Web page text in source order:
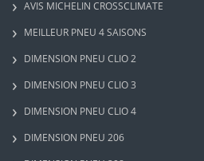
AVIS MICHELIN CROSSCLIMATE
MEILLEUR PNEU 4 SAISONS
DIMENSION PNEU CLIO 2
DIMENSION PNEU CLIO 3
DIMENSION PNEU CLIO 4
DIMENSION PNEU 206